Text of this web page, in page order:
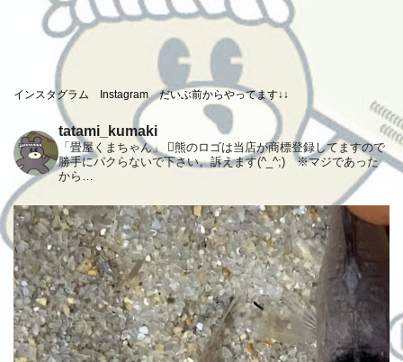
インスタグラム Instagram だいぶ前からやってます↓↓
tatami_kumaki
「畳屋くまちゃん」 熊のロゴは当店が商標登録してますので
勝手にパクらないで下さい。訴えます(^_^;) ※マジであった
から…